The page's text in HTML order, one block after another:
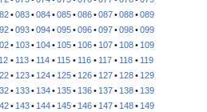
•083•084•085•086•087•088•089
•093•094•095•096•097•098•099
• 103• 104• 105• 106• 107• 108• 109
• 113 • 114 • 115 • 116 • 117 • 118 • 119
• 123• 124• 125• 126• 127• 128• 129
• 133• 134• 135• 136• 137• 138• 139
• 143• 144• 145• 146• 147• 148• 149